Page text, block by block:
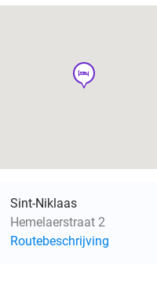
hotel
Sint-Niklaas
Hemelaerstraat 2
Routebeschrijving